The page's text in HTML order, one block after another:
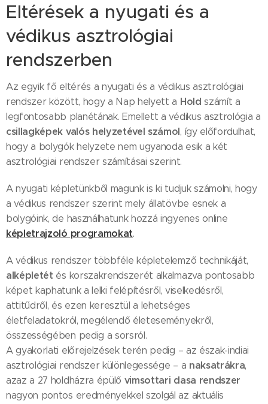
Eltérések a nyugati és a
védikus asztrológiai
rendszerben
Az egyik fő eltérés a nyugati és a védikus asztrológiai
rendszer között, hogy a Nap helyett a Hold számít a
legfontosabb planétának. Emellett a védikus asztrológia a
csillagképek valós helyzetével számol, így előfordulhat,
hogy a bolygók helyzete nem ugyanoda esik a két
asztrológiai rendszer számításai szerint.
A nyugati képletünkből magunk is ki tudjuk számolni, hogy
a védikus rendszer szerint mely állatövbe esnek a
bolygóink, de használhatunk hozzá ingyenes online
képletrajzoló programokat.
A védikus rendszer többféle képletelemző technikáját,
alképletét és korszakrendszerét alkalmazva pontosabb
képet kaphatunk a lelki felépítésről, viselkedésről,
attitűdről, és ezen keresztül a lehetséges
életfeladatokról, megélendő életeseményekről,
összességében pedig a sorsról.
A gyakorlati előrejelzések terén pedig – az észak-indiai
asztrológiai rendszer különlegessége – a naksatrákra,
azaz a 27 holdházra épülő vimsottari dasa rendszer
nagyon pontos eredményekkel szolgál az aktuális